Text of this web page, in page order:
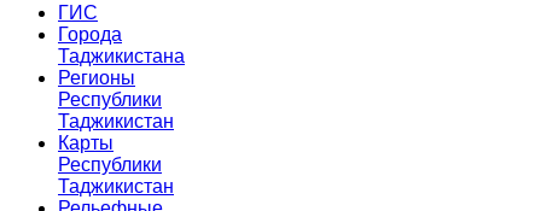
ГИС
Города
Таджикистана
Регионы
Республики
Таджикистан
Карты
Республики
Таджикистан